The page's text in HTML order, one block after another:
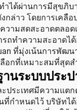
ำได้ผ่านการมีสุขภิ
ล่าว โดยการเคลื
ความสดสะอาดตล
ถทำความสะอาด
ที่มุ่งเน้นการพั
อกที่เหมาะสมที่สุด
นระบบประ
ระเทศมีความแต
ที่กำหนดไว้ บริษัท